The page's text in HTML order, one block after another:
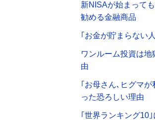
新NISAが始まって
勧める金融商品
｢お金が貯まらない
ワンルーム投資は
由
｢お母さん､ヒグマ
った恐ろしい理由
｢世界ランキング10